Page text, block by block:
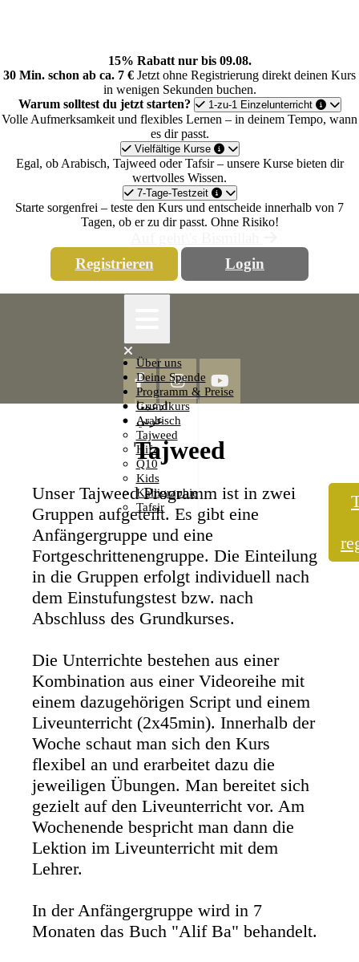
15% Rabatt nur bis 09.08.
30 Min. schon ab ca. 7 € Jetzt ohne Registrierung direkt deinen Kurs
in wenigen Sekunden buchen.
Warum solltest du jetzt starten?
1-zu-1 Einzelunterricht
Volle Aufmerksamkeit und flexibles Lernen – in deinem Tempo, wann
es dir passt.
Vielfältige Kurse
Egal, ob Arabisch, Tajweed oder Tafsir – unsere Kurse bieten dir
wertvolles Wissen.
7-Tage-Testzeit
Starte sorgenfrei – teste den Kurs und entscheide innerhalb von 7
Tagen, ob er zu dir passt. Ohne Risiko!
Registrieren
Login
Close
Button
Über uns
Deine Spende
Programm & Preise
Grundkurs
Arabisch
Tajweed
Hifz
Q10
Kids
Kalligraphie
Tafsir
ادعمنا
عربي
Tajweed
Unser Tajweed Programm ist in zwei
Gruppen aufgeteilt. Es gibt eine
Anfängergruppe und eine
Fortgeschrittenengruppe. Die Einteilung
in die Gruppen erfolgt individuell nach
dem Einstufungstest bzw. nach
Abschluss des Grundkurses.
Die Unterrichte bestehen aus einer
Kombination aus einer Videoreihe mit
einem dazugehörigen Script und einem
Liveunterricht (2x45min). Innerhalb der
Woche schaut man sich den Kurs
flexibel an und erarbeitet dazu die
jeweiligen Übungen. Man bereitet sich
gezielt auf den Liveunterricht vor. Am
Wochenende bespricht man dann die
Lektion im Liveunterricht mit dem
Lehrer.
In der Anfängergruppe wird in 7
Monaten das Buch "Alif Ba" behandelt.